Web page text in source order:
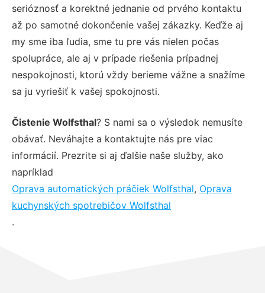
serióznosť a korektné jednanie od prvého kontaktu
až po samotné dokončenie vašej zákazky. Keďže aj
my sme iba ľudia, sme tu pre vás nielen počas
spolupráce, ale aj v prípade riešenia prípadnej
nespokojnosti, ktorú vždy berieme vážne a snažíme
sa ju vyriešiť k vašej spokojnosti.
Čistenie Wolfsthal? S nami sa o výsledok nemusíte
obávať. Neváhajte a kontaktujte nás pre viac
informácií. Prezrite si aj ďalšie naše služby, ako
napríklad
Oprava automatických práčiek Wolfsthal, Oprava
kuchynských spotrebičov Wolfsthal
.